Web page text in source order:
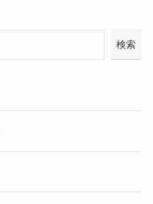
検索